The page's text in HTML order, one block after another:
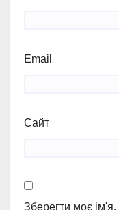
Email
Сайт
Зберегти моє